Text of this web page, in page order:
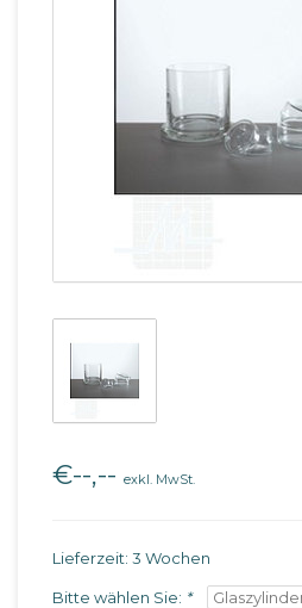
€--,-- exkl. MwSt.
Lieferzeit: 3 Wochen
Bitte wählen Sie: *